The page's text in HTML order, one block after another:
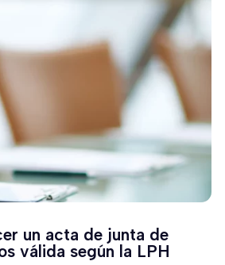
un acta de junta de
válida según la LPH